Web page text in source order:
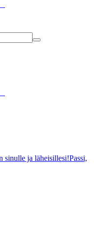
sinulle ja läheisillesi!Passi,